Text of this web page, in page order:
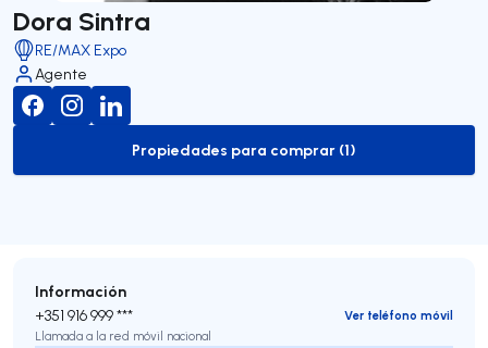
Dora Sintra
RE/MAX Expo
Agente
to-buy-listing
Propiedades para comprar (1)
Información
+351 916 999 ***
Ver teléfono móvil
Llamada a la red móvil nacional